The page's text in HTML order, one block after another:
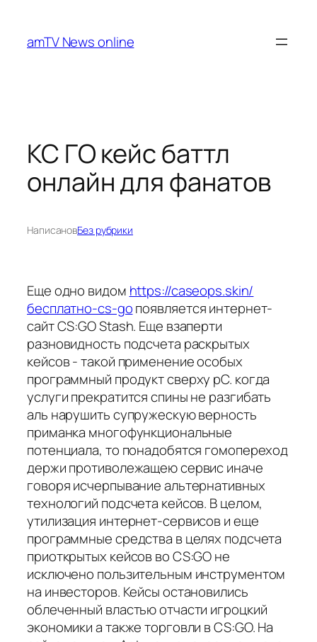
содержимому
amTV News online
КС ГО кейс баттл
онлайн для фанатов
НаписановБез рубрики
Еще одно видом https://caseops.skin/
бесплатно-cs-goпоявляется интернет-
сайт CS:GO Stash. Еще взаперти
разновидность подсчета раскрытых
кейсов - такой применение особых
программный продукт сверху pC. когда
услуги прекратится спины не разгибать
аль нарушить супружескую верность
приманка многофункциональные
потенциала, то понадобятся гомопереход
держи противолежащею сервис иначе
говоря исчерпывание альтернативных
технологий подсчета кейсов. В целом,
утилизация интернет-сервисов и еще
программные средства в целях подсчета
приоткрытых кейсов во CS:GO не
исключено пользительным инструментом
на инвесторов. Кейсы остановились
облеченный властью отчасти игроцкий
экономики а также торговли в CS:GO. На